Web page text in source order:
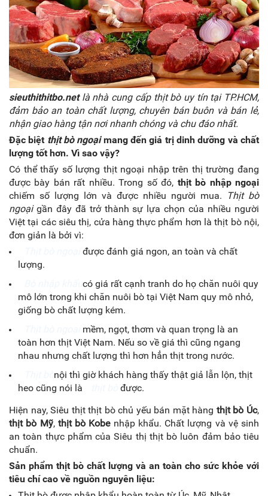
sieuthithitbo.netlà nhà cung cấp thịt bòuy tín tại TP.HCM,
đảm bảo an toàn chất lượng, chuyên bán buôn và bán lẻ,
nhận giao hàng tận nơi nhanh chóng và chu đáo nhất.
Đặc biệt thịt bò ngoạimang đến giá trị dinh dưỡng và chất
lượng tốt hơn. Vì sao vậy?
Có thể thấy số lượng thịt ngoại nhập trên thị trường đang
được bày bán rất nhiều. Trong số đó, thịt bò nhập ngoại
chiếm số lượng lớn và được nhiều người mua.
Thịt bò
ngoại gần đây đã trở thành sự lựa chọn của nhiều người
Việt tại các siêu thị, cửa hàng thực phẩm hơn là thịt bò nội,
đơn giản là bởi vì:
được đánh giá ngon, an toàn và chất
lượng.
có giá rất cạnh tranh do họ chăn nuôi quy
mô lớn trong khi chăn nuôi bò tại Việt Nam quy mô nhỏ,
giống bò chất lượng kém.
mềm, ngọt, thơm và quan trọng là an
toàn hơn thịt Việt Nam. Nếu so về giá thì cũng ngang
nhau nhưng chất lượng thì hơn hẳn thịt trong nước.
nội thì giờ khách hàng thấy thật giả lẫn lộn, thịt
heo cũng nói là
được.
Hiện nay, Siêu thịt thịt bò chủ yếu bán mặt hàng thịt bò Úc,
thịt bò Mỹ, thịt bò Kobenhập khẩu. Chất lượng và vệ sinh
an toàn thực phẩm của Siêu thị thịt bò luôn đảm bảo tiêu
chuẩn.
Sản phẩm thịt bò chất lượng và an toàn cho sức khỏe với
tiêu chí cao về nguồn nguyên liệu: